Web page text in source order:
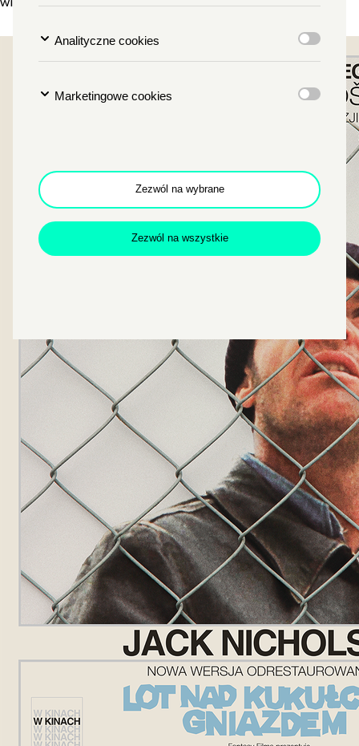
popup
Dołącz do newslettera
POTWIERDŹ ADRES EMAIL
Wyrażam zgodę na przetwarzanie danych osobowych
w celu skorzystania z usługi newsletter.
Administratorem danych osobowych jest Centrum
Kultury ZAMEK z siedzibą w Poznaniu. Zapoznałem/am
się z informacjami dotyczącymi przetwarzania danych
osobowych, które są zawarte wPolityce prywatności.
WYŚLIJ
Analityczne cookies
Marketingowe cookies
Zezwól na wybrane
Zezwól na wszystkie